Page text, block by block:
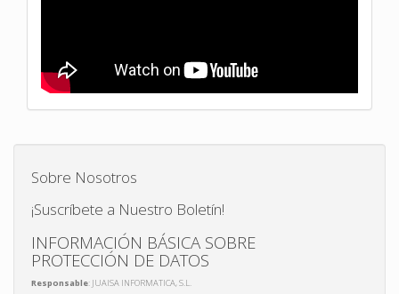
Sobre Nosotros
¡Suscríbete a Nuestro Boletín!
INFORMACIÓN BÁSICA SOBRE
PROTECCIÓN DE DATOS
Responsable: JUAISA INFORMATICA, S.L.